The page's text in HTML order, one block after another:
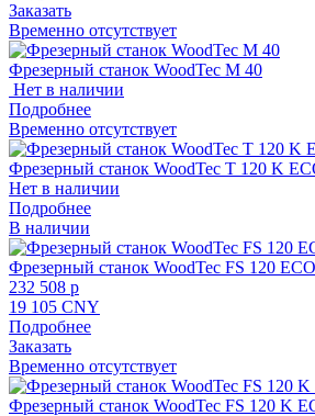
Заказать
Временно отсутствует
Фрезерный станок WoodTec М 40
Нет в наличии
Подробнее
Временно отсутствует
Фрезерный станок WoodTec T 120 K
Нет в наличии
Подробнее
В наличии
Фрезерный станок WoodTec FS 120 ECO
232 508 p
19 105 CNY
Подробнее
Заказать
Временно отсутствует
Фрезерный станок WoodTec FS 120 K